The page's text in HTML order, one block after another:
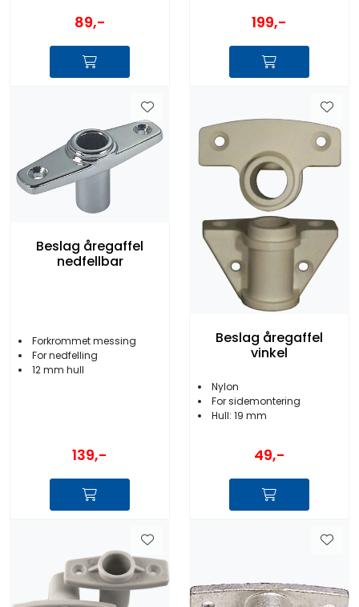
89,- 199,-
Beslag åregaffel
nedfellbar
Forkrommet messing
For nedfelling
12 mm hull
139,-
Beslag åregaffel
vinkel
Nylon
For sidemontering
Hull: 19 mm
49,-